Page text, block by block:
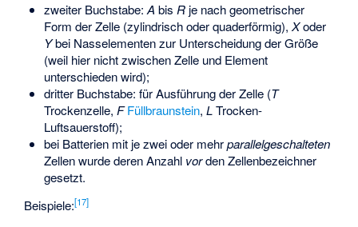
zweiter Buchstabe: A bis Rje nach geometrischer
Form der Zelle (zylindrisch oder quaderförmig), Xoder
Ybei Nasselementen zur Unterscheidung der Größe
(weil hier nicht zwischen Zelle und Element
unterschieden wird);
dritter Buchstabe: für Ausführung der Zelle (T
Trockenzelle, F Füllbraunstein, LTrocken-
Luftsauerstoff);
bei Batterien mit je zwei oder mehrparallelgeschalteten
Zellen wurde deren Anzahl vorden Zellenbezeichner
gesetzt.
Beispiele:[17]